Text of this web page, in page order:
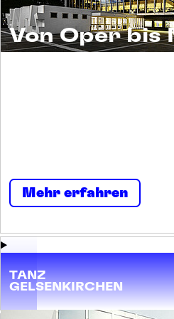
Von Oper bis
Mehr erfahren
TANZ
GELSENKIRCHEN